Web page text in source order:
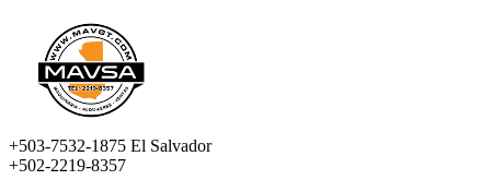
+503-7532-1875 El Salvador
+502-2219-8357